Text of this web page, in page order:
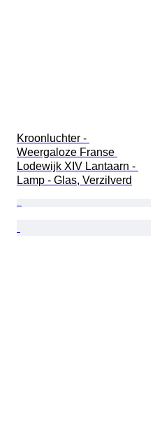
Kroonluchter -
Weergaloze Franse
Lodewijk XIV Lantaarn -
Lamp - Glas, Verzilverd